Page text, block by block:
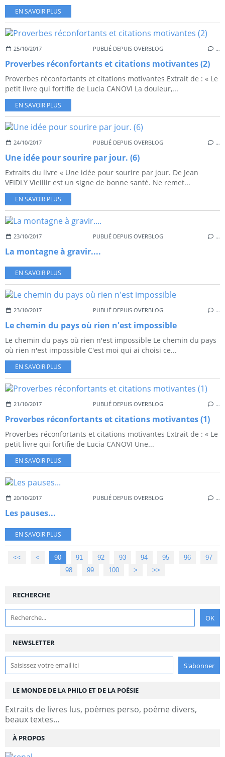
EN SAVOIR PLUS
25/10/2017 PUBLIÉ DEPUIS OVERBLOG …
Proverbes réconfortants et citations motivantes (2)
Proverbes réconfortants et citations motivantes Extrait de : « Le
petit livre qui fortifie de Lucia CANOVI La douleur,...
EN SAVOIR PLUS
24/10/2017 PUBLIÉ DEPUIS OVERBLOG …
Une idée pour sourire par jour. (6)
Extraits du livre « Une idée pour sourire par jour. De Jean
VEIDLY Vieillir est un signe de bonne santé. Ne remet...
EN SAVOIR PLUS
23/10/2017 PUBLIÉ DEPUIS OVERBLOG …
La montagne à gravir....
EN SAVOIR PLUS
23/10/2017 PUBLIÉ DEPUIS OVERBLOG …
Le chemin du pays où rien n'est impossible
Le chemin du pays où rien n'est impossible Le chemin du pays
où rien n'est impossible C'est moi qui ai choisi ce...
EN SAVOIR PLUS
21/10/2017 PUBLIÉ DEPUIS OVERBLOG …
Proverbes réconfortants et citations motivantes (1)
Proverbes réconfortants et citations motivantes Extrait de : « Le
petit livre qui fortifie de Lucia CANOVI Une...
EN SAVOIR PLUS
20/10/2017 PUBLIÉ DEPUIS OVERBLOG …
Les pauses...
EN SAVOIR PLUS
<< < 10
20
30
40
50
60
70
80
90 91 92 93 94 95 96
97
98
99 100 200
300
400
500
> >>
NEWSLETTER
RECHERCHE
LE MONDE DE LA PHILO ET DE LA POÉSIE
Extraits de livres lus, poèmes perso, poème divers,
beaux textes...
À PROPOS